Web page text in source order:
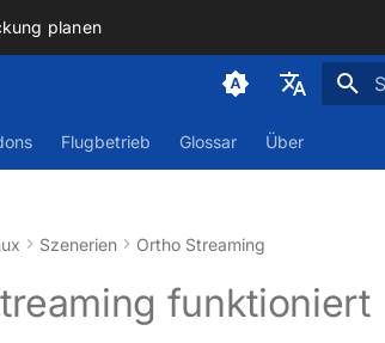
planen
Deutsch
Flugbetrieb Glossar Über
Szenerien Ortho Streaming
funktioniert